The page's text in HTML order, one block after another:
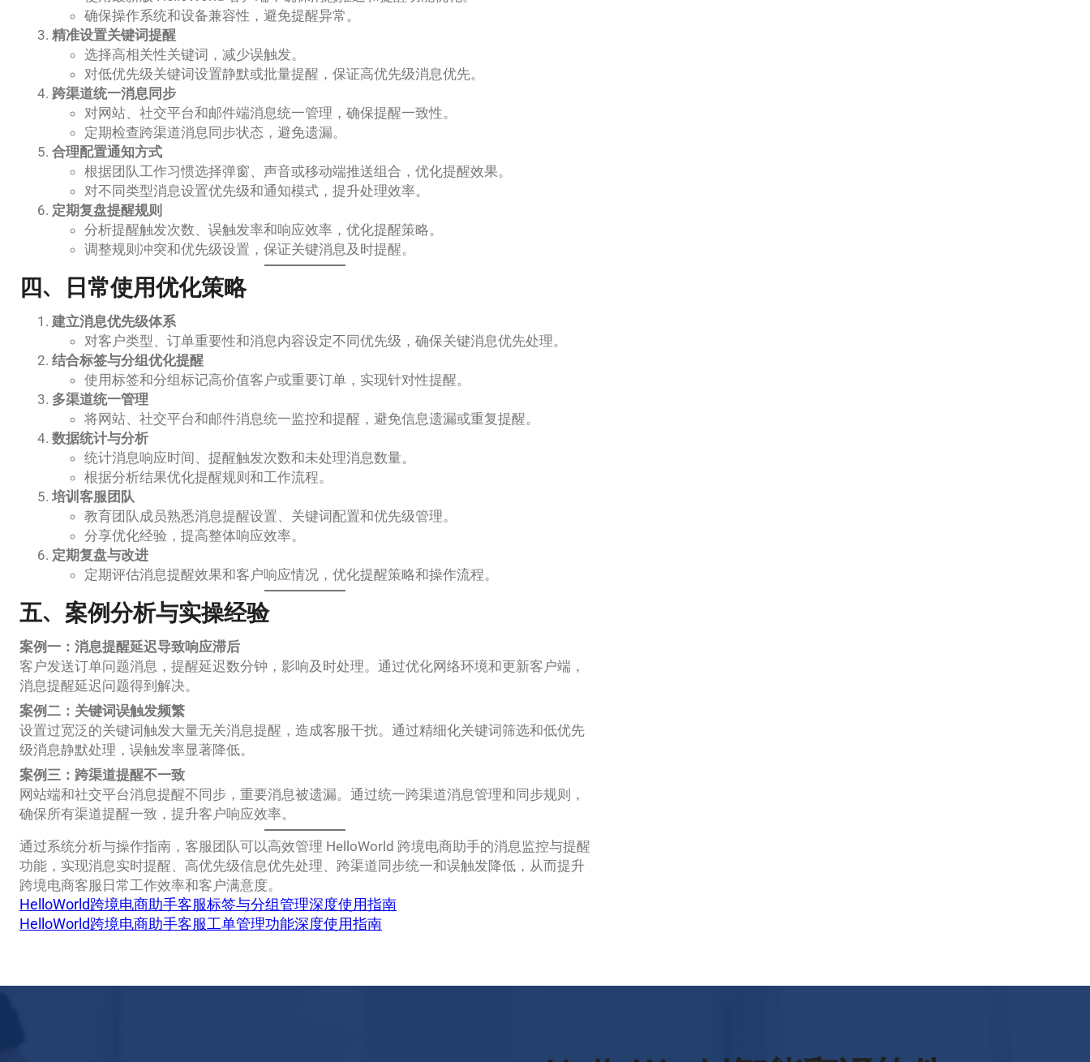
确保操作系统和设备兼容性，避免提醒异常。
精准设置关键词提醒
选择高相关性关键词，减少误触发。
对低优先级关键词设置静默或批量提醒，保证高优先级消息优先。
跨渠道统一消息同步
对网站、社交平台和邮件端消息统一管理，确保提醒一致性。
定期检查跨渠道消息同步状态，避免遗漏。
合理配置通知方式
根据团队工作习惯选择弹窗、声音或移动端推送组合，优化提醒效果。
对不同类型消息设置优先级和通知模式，提升处理效率。
定期复盘提醒规则
分析提醒触发次数、误触发率和响应效率，优化提醒策略。
调整规则冲突和优先级设置，保证关键消息及时提醒。
四、日常使用优化策略
建立消息优先级体系
对客户类型、订单重要性和消息内容设定不同优先级，确保关键消息优先处理。
结合标签与分组优化提醒
使用标签和分组标记高价值客户或重要订单，实现针对性提醒。
多渠道统一管理
将网站、社交平台和邮件消息统一监控和提醒，避免信息遗漏或重复提醒。
数据统计与分析
统计消息响应时间、提醒触发次数和未处理消息数量。
根据分析结果优化提醒规则和工作流程。
培训客服团队
教育团队成员熟悉消息提醒设置、关键词配置和优先级管理。
分享优化经验，提高整体响应效率。
定期复盘与改进
定期评估消息提醒效果和客户响应情况，优化提醒策略和操作流程。
五、案例分析与实操经验
案例一：消息提醒延迟导致响应滞后
客户发送订单问题消息，提醒延迟数分钟，影响及时处理。通过优化网络环境和更新客户端，
消息提醒延迟问题得到解决。
案例二：关键词误触发频繁
设置过宽泛的关键词触发大量无关消息提醒，造成客服干扰。通过精细化关键词筛选和低优先
级消息静默处理，误触发率显著降低。
案例三：跨渠道提醒不一致
网站端和社交平台消息提醒不同步，重要消息被遗漏。通过统一跨渠道消息管理和同步规则，
确保所有渠道提醒一致，提升客户响应效率。
通过系统分析与操作指南，客服团队可以高效管理 HelloWorld 跨境电商助手的消息监控与提醒
功能，实现消息实时提醒、高优先级信息优先处理、跨渠道同步统一和误触发降低，从而提升
跨境电商客服日常工作效率和客户满意度。
HelloWorld跨境电商助手客服标签与分组管理深度使用指南
HelloWorld跨境电商助手客服工单管理功能深度使用指南